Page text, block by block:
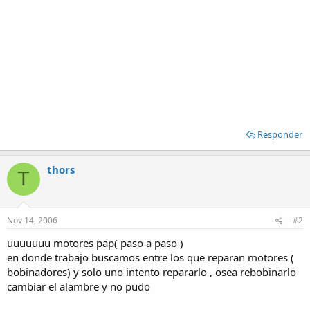
Responder
T thors
Nov 14, 2006 #2
uuuuuuu motores pap( paso a paso )
en donde trabajo buscamos entre los que reparan motores (
bobinadores) y solo uno intento repararlo , osea rebobinarlo
cambiar el alambre y no pudo